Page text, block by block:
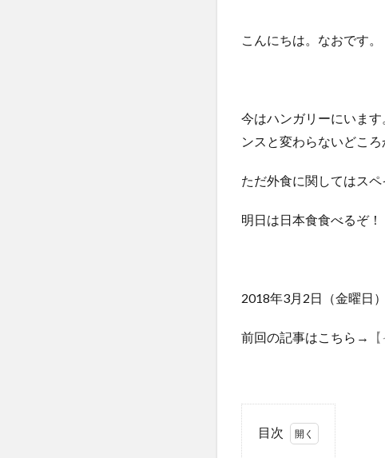
こんにちは。なおです。
今はハンガリーにいま
ンスと変わらないどこ
ただ外食に関してはス
明日は日本食食べるぞ！
2018年3月2日（金曜日）
前回の記事はこちら→
目次